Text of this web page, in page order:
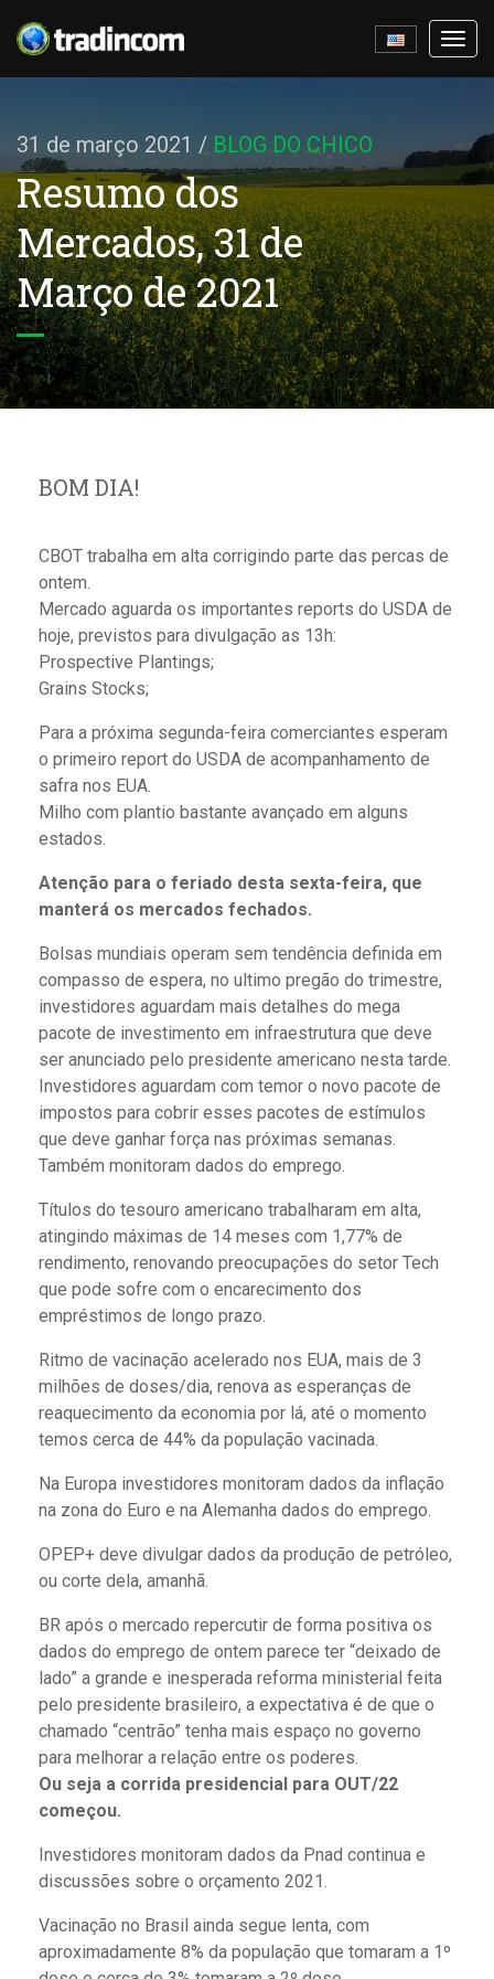
31 de março 2021 / BLOG DO CHICO
Resumo dos
Mercados, 31 de
Março de 2021
BOM DIA!
CBOT trabalha em alta corrigindo parte das percas de
ontem.
Mercado aguarda os importantes reports do USDA de
hoje, previstos para divulgação as 13h:
Prospective Plantings;
Grains Stocks;
Para a próxima segunda-feira comerciantes esperam
o primeiro report do USDA de acompanhamento de
safra nos EUA.
Milho com plantio bastante avançado em alguns
estados.
Atenção para o feriado desta sexta-feira, que
manterá os mercados fechados.
Bolsas mundiais operam sem tendência definida em
compasso de espera, no ultimo pregão do trimestre,
investidores aguardam mais detalhes do mega
pacote de investimento em infraestrutura que deve
ser anunciado pelo presidente americano nesta tarde.
Investidores aguardam com temor o novo pacote de
impostos para cobrir esses pacotes de estímulos
que deve ganhar força nas próximas semanas.
Também monitoram dados do emprego.
Títulos do tesouro americano trabalharam em alta,
atingindo máximas de 14 meses com 1,77% de
rendimento, renovando preocupações do setor Tech
que pode sofre com o encarecimento dos
empréstimos de longo prazo.
Ritmo de vacinação acelerado nos EUA, mais de 3
milhões de doses/dia, renova as esperanças de
reaquecimento da economia por lá, até o momento
temos cerca de 44% da população vacinada.
Na Europa investidores monitoram dados da inflação
na zona do Euro e na Alemanha dados do emprego.
OPEP+ deve divulgar dados da produção de petróleo,
ou corte dela, amanhã.
BR após o mercado repercutir de forma positiva os
dados do emprego de ontem parece ter “deixado de
lado” a grande e inesperada reforma ministerial feita
pelo presidente brasileiro, a expectativa é de que o
chamado “centrão” tenha mais espaço no governo
para melhorar a relação entre os poderes.
Ou seja a corrida presidencial para OUT/22
começou.
Investidores monitoram dados da Pnad continua e
discussões sobre o orçamento 2021.
Vacinação no Brasil ainda segue lenta, com
aproximadamente 8% da população que tomaram a 1º